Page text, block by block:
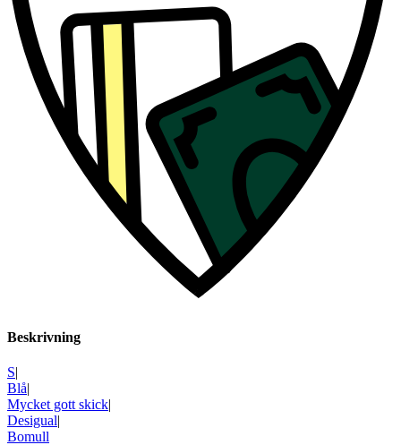
Beskrivning
S|
Blå|
Mycket gott skick|
Desigual|
Bomull